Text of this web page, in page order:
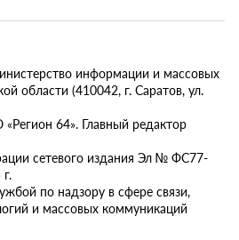
информации и массовых
области (410042, г. Саратов, ул.
64». Главный редактор
сетевого издания Эл № ФС77-
по надзору в сфере связи,
и массовых коммуникаций